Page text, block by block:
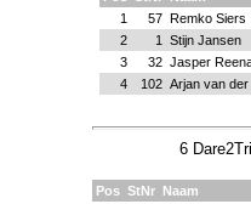
1
57 Remko Siers
2
1
Stijn Jansen
3
32 Jasper
4
102 Arjan van der
6
Pos StNr
Naam